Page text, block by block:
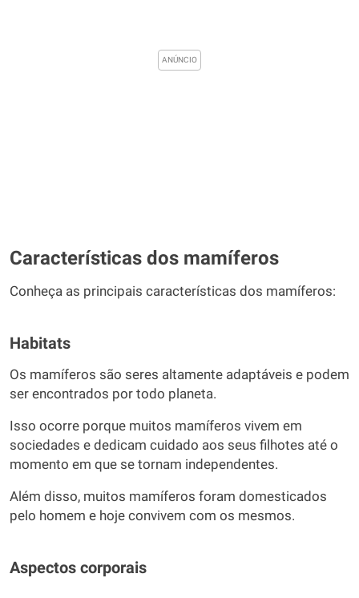
Características dos mamíferos
Conheça as principais características dos mamíferos:
Habitats
Os mamíferos são seres altamente adaptáveis e podem
ser encontrados por todo planeta.
Isso ocorre porque muitos mamíferos vivem em
sociedades e dedicam cuidado aos seus filhotes até o
momento em que se tornam independentes.
Além disso, muitos mamíferos foram domesticados
pelo homem e hoje convivem com os mesmos.
Aspectos corporais